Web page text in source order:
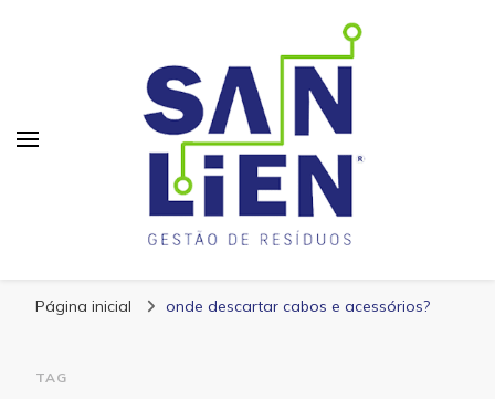
Página inicial onde descartar cabos e acessórios?
TAG